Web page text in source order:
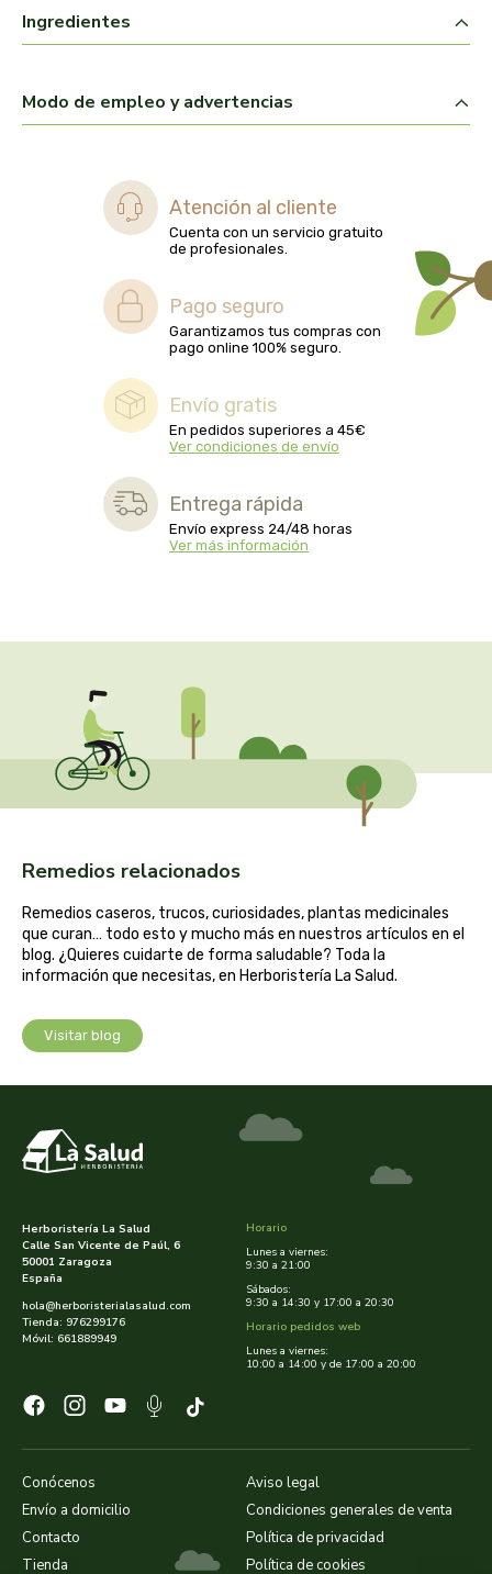
Ingredientes
Modo de empleo y advertencias
Atención al cliente
Cuenta con un servicio gratuito
de profesionales.
Pago seguro
Garantizamos tus compras con
pago online 100% seguro.
Envío gratis
En pedidos superiores a 45€
Ver condiciones de envío
Entrega rápida
Envío express 24/48 horas
Ver más información
Remedios relacionados
Remedios caseros, trucos, curiosidades, plantas medicinales
que curan… todo esto y mucho más en nuestros artículos en el
blog. ¿Quieres cuidarte de forma saludable? Toda la
información que necesitas, en Herboristería La Salud.
Visitar blog
Herboristería La Salud
Calle San Vicente de Paúl, 6
50001 Zaragoza
España
hola@herboristerialasalud.com
Tienda: 976299176
Móvil: 661889949
Conócenos
Envío a domicilio
Contacto
Tienda
Aviso legal
Condiciones generales de venta
Política de privacidad
Política de cookies
Horario
Lunes a viernes:
9:30 a 21:00
Sábados:
9:30 a 14:30 y 17:00 a 20:30
Horario pedidos web
Lunes a viernes:
10:00 a 14:00 y de 17:00 a 20:00
bioserum
biover
brinkers food
cal valls
calmmabis
casa ibañez
castagno
catalysis
cavalier
cfn
cien por cien natural
como una reina
cooperativa del campo virgen de la esperanza
corpore sano
cosnature
d shila
dento produts
designs for health
diego camaras- lotero